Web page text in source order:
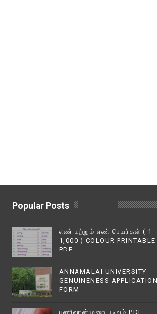
Popular Posts
எண் மற்றும் எண் பெயர்கள் ( 1 -
1,000 ) COLOUR PRINTABLE
PDF
ANNAMALAI UNIVERSITY
GENUINENESS APPLICATION
FORM
பணிவரன்முறை படிவம் PDF